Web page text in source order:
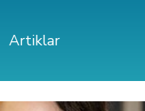
Artiklar